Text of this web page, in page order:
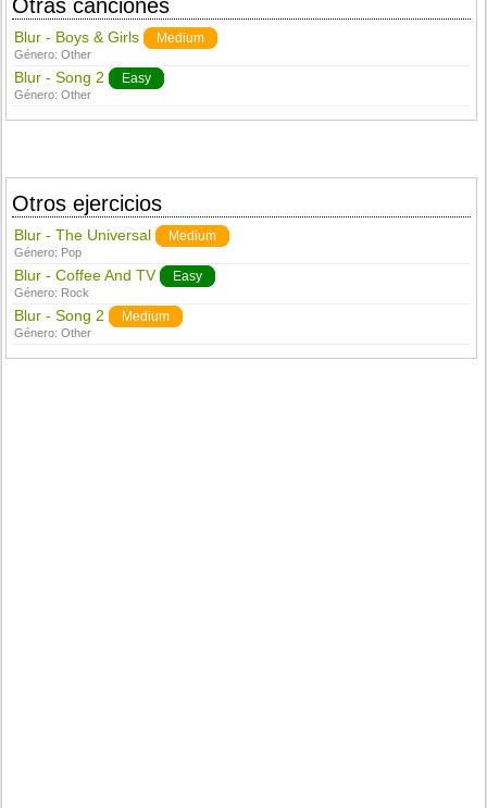
Otras canciones
Blur - Boys & Girls Medium
Género:Other
Blur - Song 2 Easy
Género:Other
Otros ejercicios
Blur - The Universal Medium
Género: Pop
Blur - Coffee And TV Easy
Género: Rock
Blur - Song 2 Medium
Género:Other